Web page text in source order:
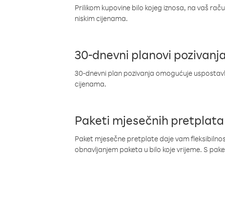
Prilikom kupovine bilo kojeg iznosa, na vaš
niskim cijenama.
30-dnevni planovi pozivanja
30-dnevni plan pozivanja omogućuje
cijenama.
Paketi mjesečnih pretplata
Paket mjesečne pretplate daje vam
obnavljanjem paketa u bilo koje vrijeme. S